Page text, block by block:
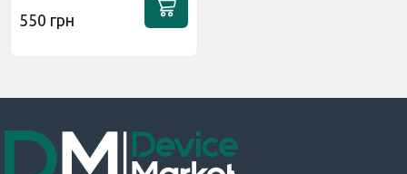
550 грн